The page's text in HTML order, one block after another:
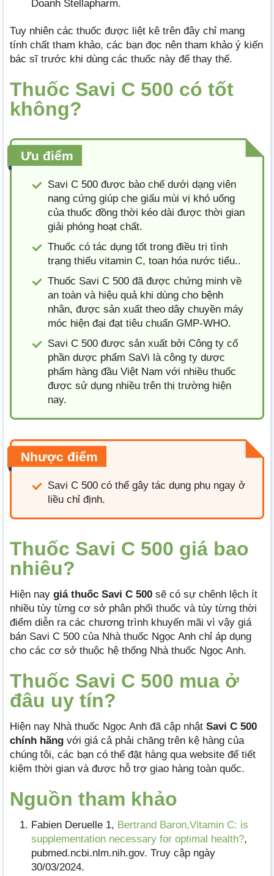
Doanh Stellapharm.
Tuy nhiên các thuốc được liệt kê trên đây chỉ mang
tính chất tham khảo, các bạn đọc nên tham khảo ý kiến
bác sĩ trước khi dùng các thuốc này để thay thế.
Thuốc Savi C 500 có tốt
không?
Ưu điểm
Savi C 500 được bào chế dưới dạng viên
nang cứng giúp che giấu mùi vị khó uống
của thuốc đồng thời kéo dài được thời gian
giải phóng hoạt chất.
Thuốc có tác dụng tốt trong điều trị tình
trạng thiếu vitamin C, toan hóa nước tiểu..
Thuốc Savi C 500 đã được chứng minh về
an toàn và hiệu quả khi dùng cho bệnh
nhân, được sản xuất theo dây chuyền máy
móc hiện đại đạt tiêu chuẩn GMP-WHO.
Savi C 500 được sản xuất bởi Công ty cổ
phần dược phẩm SaVi là công ty dược
phẩm hàng đầu Việt Nam với nhiều thuốc
được sử dụng nhiều trên thị trường hiện
nay.
Nhược điểm
Savi C 500 có thể gây tác dụng phụ ngay ở
liều chỉ định.
Thuốc Savi C 500 giá bao
nhiêu?
Hiện nay giá thuốc Savi C 500 sẽ có sự chênh lệch ít
nhiều tùy từng cơ sở phân phối thuốc và tùy từng thời
điểm diễn ra các chương trình khuyến mãi vì vậy giá
bán Savi C 500 của Nhà thuốc Ngọc Anh chỉ áp dụng
cho các cơ sở thuộc hệ thống Nhà thuốc Ngọc Anh.
Thuốc Savi C 500 mua ở
đâu uy tín?
Hiện nay Nhà thuốc Ngọc Anh đã cập nhật Savi C 500
chính hãng với giá cả phải chăng trên kệ hàng của
chúng tôi, các bạn có thể đặt hàng qua website để tiết
kiệm thời gian và được hỗ trợ giao hàng toàn quốc.
Nguồn tham khảo
Fabien Deruelle 1, Bertrand Baron,Vitamin C: is
supplementation necessary for optimal health?,
pubmed.ncbi.nlm.nih.gov. Truy cập ngày
30/03/2024.